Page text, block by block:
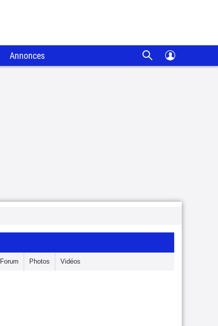
Annonces
Forum Photos Vidéos